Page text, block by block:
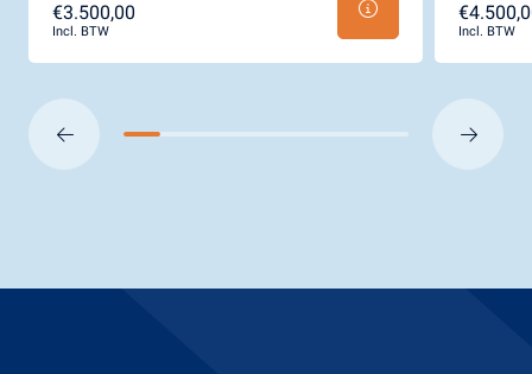
€3.500,00
Incl. BTW Incl. BTW